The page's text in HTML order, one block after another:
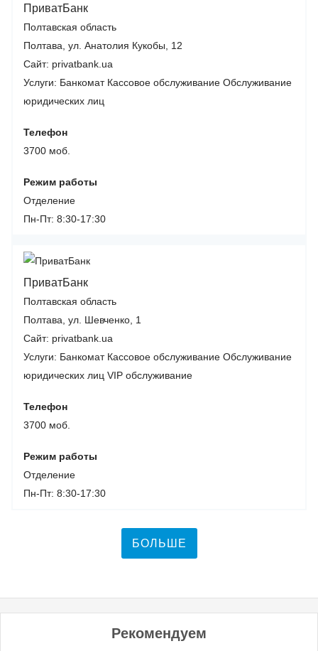
ПриватБанк
Полтавская область
Полтава, ул. Анатолия Кукобы, 12
Сайт: privatbank.ua
Услуги: Банкомат Кассовое обслуживание Обслуживание
юридических лиц
Телефон
3700 моб.
Режим работы
Отделение
Пн-Пт: 8:30-17:30
ПриватБанк
Полтавская область
Полтава, ул. Шевченко, 1
Сайт: privatbank.ua
Услуги: Банкомат Кассовое обслуживание Обслуживание
юридических лиц VIP обслуживание
Телефон
3700 моб.
Режим работы
Отделение
Пн-Пт: 8:30-17:30
БОЛЬШЕ
Рекомендуем